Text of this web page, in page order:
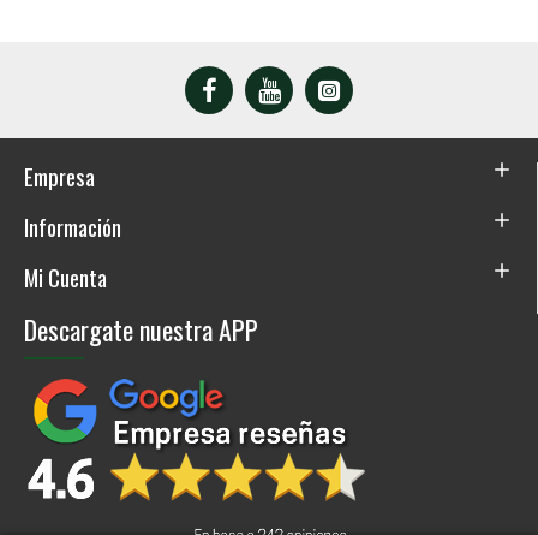
Empresa
Información
Mi Cuenta
Descargate nuestra APP